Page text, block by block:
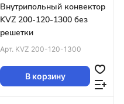
Внутрипольный конвектор
KVZ 200-120-1300 без
решетки
Арт. KVZ 200-120-1300
В корзину